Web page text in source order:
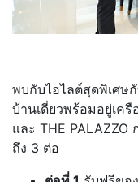
พบกับไฮไลต์สุดพิเศษ
บ้านเดี่ยวพร้อมอยู่เครื
และ THE
ถึง 3 ต่อ